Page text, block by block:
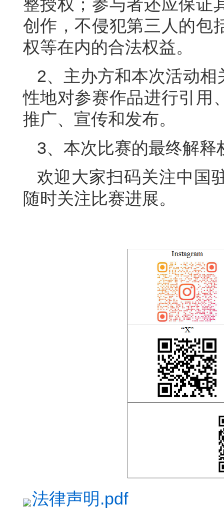
创作，不侵犯第三人的包
权等在内的合法权益。
2、主办方和本次活动
性地对参赛作品进行引用
推广、宣传和发布。
3、本次比赛的最终解
欢迎大家扫码关注中国
随时关注比赛进展。
法律声明.pdf